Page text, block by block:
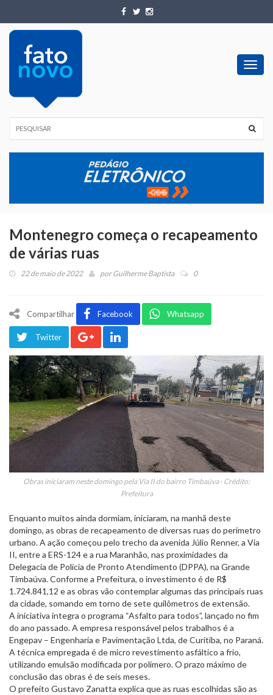
Montenegro começa o recapeamento
de várias ruas
22 de maio de 2022 porGuilherme Baptista 0
Compartilhar Facebook Whatsapp
Twitter
Obras iniciaram neste domingo pela Via II do bairro Timbaúva - Crédito:
Prefeitura
Enquanto muitos ainda dormiam, iniciaram, na manhã deste
domingo, as obras de recapeamento de diversas ruas do perímetro
urbano. A ação começou pelo trecho da avenida Júlio Renner, a Via
II, entre a ERS-124 e a rua Maranhão, nas proximidades da
Delegacia de Polícia de Pronto Atendimento (DPPA), na Grande
Timbaúva. Conforme a Prefeitura, o investimento é de R$
1.724.841,12 e as obras vão contemplar algumas das principais ruas
da cidade, somando em torno de sete quilômetros de extensão.
A iniciativa integra o programa “Asfalto para todos”, lançado no fim
do ano passado. A empresa responsável pelos trabalhos é a
Engepav – Engenharia e Pavimentação Ltda, de Curitiba, no Paraná.
A técnica empregada é de micro revestimento asfáltico a frio,
utilizando emulsão modificada por polímero. O prazo máximo de
conclusão das obras é de seis meses.
O prefeito Gustavo Zanatta explica que as ruas escolhidas são as